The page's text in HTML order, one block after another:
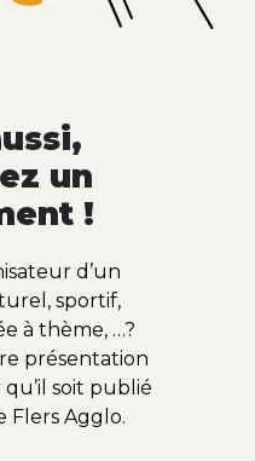
un
!
d’un
sportif,
à thème, …?
présentation
soit publié
Flers Agglo.